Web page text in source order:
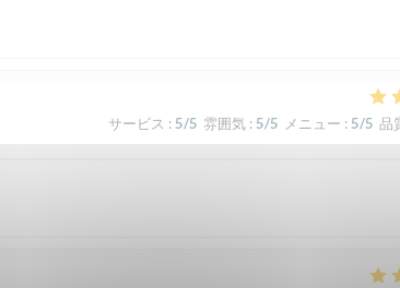
サービス : 5/5 雰囲気: 5/5 メニュー : 5/5 品